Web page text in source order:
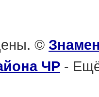
©
ЧР -